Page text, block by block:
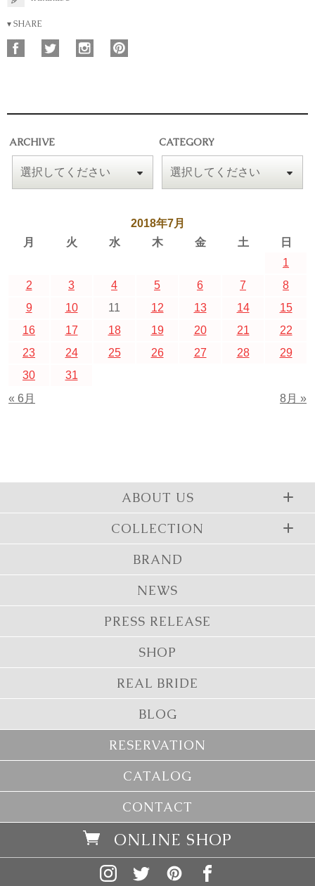
▾ SHARE
ARCHIVE CATEGORY
2018年7月
月
火 水 木 金 土 日
« 6月 8月 »
1
2
3 4 5 6 7
8
9
10 11 12 13 14
15
16
17 18 19 20 21
22
23
24 25 26 27 28
29
30
31
ABOUT US
COLLECTION
BRAND
NEWS
PRESS RELEASE
SHOP
REAL BRIDE
BLOG
RESERVATION
CATALOG
CONTACT
ONLINE SHOP